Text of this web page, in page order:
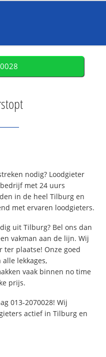
nodig? Loodgieter
met 24 uurs
in de heel Tilburg en
met ervaren loodgieters.
uit Tilburg? Bel ons dan
vakman aan de lijn. Wij
plaatse! Onze goed
lekkages,
vaak binnen no time
prijs.
013-2070028! Wij
actief in Tilburg en